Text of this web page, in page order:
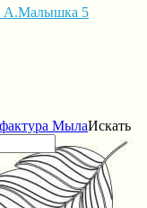
А.Малышка 5
Искать